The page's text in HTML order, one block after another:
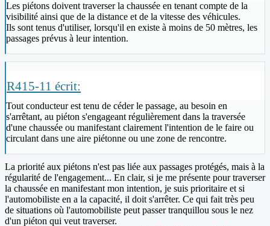
Les piétons doivent traverser la chaussée en tenant compte de la
visibilité ainsi que de la distance et de la vitesse des véhicules.
Ils sont tenus d'utiliser, lorsqu'il en existe à moins de 50 mètres, les
passages prévus à leur intention.
R415-11 écrit:
Tout conducteur est tenu de céder le passage, au besoin en
s'arrêtant, au piéton s'engageant régulièrement dans la traversée
d'une chaussée ou manifestant clairement l'intention de le faire ou
circulant dans une aire piétonne ou une zone de rencontre.
La priorité aux piétons n'est pas liée aux passages protégés, mais à la
régularité de l'engagement... En clair, si je me présente pour traverser
la chaussée en manifestant mon intention, je suis prioritaire et si
l'automobiliste en a la capacité, il doit s'arrêter. Ce qui fait très peu
de situations où l'automobiliste peut passer tranquillou sous le nez
d'un piéton qui veut traverser.